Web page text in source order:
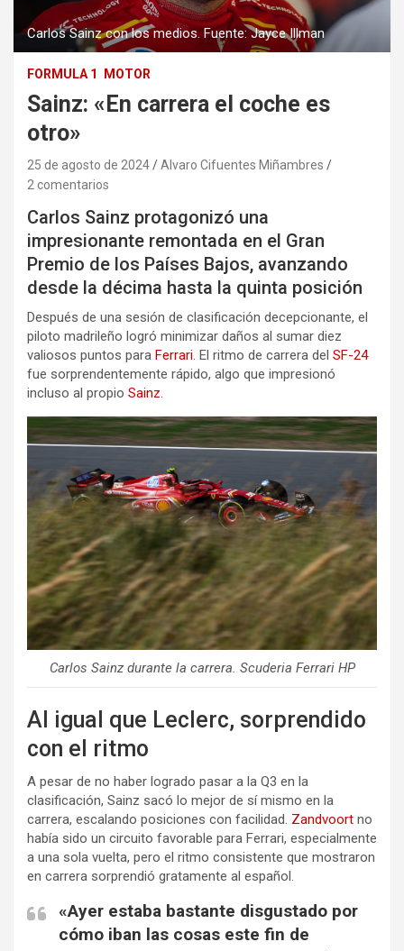
Carlos Sainz con los medios. Fuente: Jayce Illman
FORMULA 1 MOTOR
Sainz: «En carrera el coche es
otro»
25 de agosto de 2024
Alvaro Cifuentes Miñambres
2 comentarios
Carlos Sainz protagonizó una
impresionante remontada en el Gran
Premio de los Países Bajos, avanzando
desde la décima hasta la quinta posición
Después de una sesión de clasificación decepcionante, el
piloto madrileño logró minimizar daños al sumar diez
valiosos puntos para Ferrari. El ritmo de carrera del SF-24
fue sorprendentemente rápido, algo que impresionó
incluso al propio Sainz.
Carlos Sainz durante la carrera. Scuderia Ferrari HP
Al igual que Leclerc, sorprendido
con el ritmo
A pesar de no haber logrado pasar a la Q3 en la
clasificación, Sainz sacó lo mejor de sí mismo en la
carrera, escalando posiciones con facilidad. Zandvoort no
había sido un circuito favorable para Ferrari, especialmente
a una sola vuelta, pero el ritmo consistente que mostraron
en carrera sorprendió gratamente al español.
«Ayer estaba bastante disgustado por
cómo iban las cosas este fin de